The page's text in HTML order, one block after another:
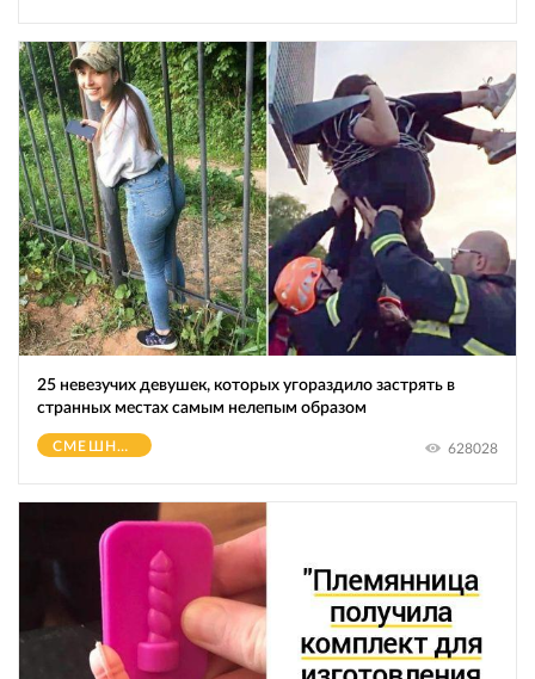
25 невезучих девушек, которых угораздило застрять в
странных местах самым нелепым образом
СМЕШНОЕ 628028